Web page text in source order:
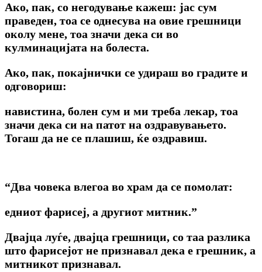
Ако, пак, co негодување кажеш: jac сум
праведен, тоа се однесува на овие грешници
околу мене, тоа значи дека си во
кулминацијата на болеста.
Ако, пак, покајнички се удираш во градите и
одговориш:
навистина, болен сум и ми треба лекар, тоа
значи дека си на патот на оздравувањето.
Тогаш да не се плашиш, ќе оздравиш.
“Два човека влегоа во храм да се помолат:
едниот фариcej, a другиот митник.”
Двајца луѓе, двајца грешници, co таа разлика
што фарисејот не признавал дека е грешник, а
митникот признавал.